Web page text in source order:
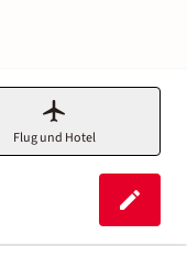
Flug und Hotel